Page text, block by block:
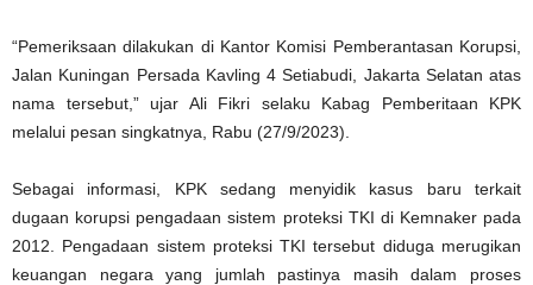
“Pemeriksaan dilakukan di Kantor Komisi Pemberantasan Korupsi,
Jalan Kuningan Persada Kavling 4 Setiabudi, Jakarta Selatan atas
nama tersebut,” ujar Ali Fikri selaku Kabag Pemberitaan KPK
melalui pesan singkatnya, Rabu (27/9/2023).
Sebagai informasi, KPK sedang menyidik kasus baru terkait
dugaan korupsi pengadaan sistem proteksi TKI di Kemnaker pada
2012. Pengadaan sistem proteksi TKI tersebut diduga merugikan
keuangan negara yang jumlah pastinya masih dalam proses